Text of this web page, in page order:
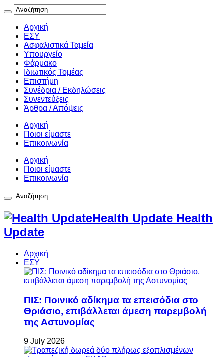
Αρχική
ΕΣΥ
Ασφαλιστικά Ταμεία
Υπουργείο
Φάρμακο
Ιδιωτικός Τομέας
Επιστήμη
Συνέδρια / Εκδηλώσεις
Συνεντεύξεις
Άρθρα / Απόψεις
Αρχική
Ποιοι είμαστε
Επικοινωνία
Αρχική
Ποιοι είμαστε
Επικοινωνία
Health Update Health
Update
Αρχική
ΕΣΥ
ΠΙΣ: Ποινικό αδίκημα τα επεισόδια στο
Θριάσιο, επιβάλλεται άμεση παρεμβολή
της Αστυνομίας
9 July 2026